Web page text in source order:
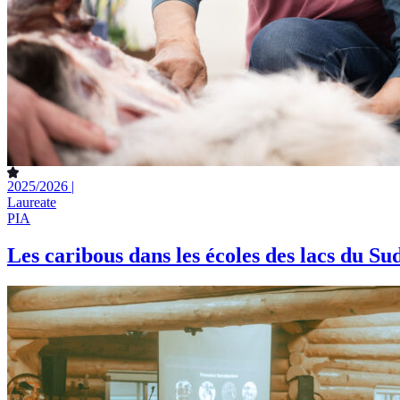
2025/2026 |
Laureate
PIA
Les caribous dans les écoles des lacs du